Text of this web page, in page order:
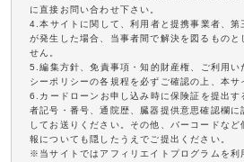
に直接お問い合わせ下さい。
4.本サイトに関して、利用者と提携事業者、第
が発生した場合、当事者間で解決を図るものと
せん。
5.編集方針、免責事項・知的財産権、ご利用い
シーポリシーの各規程を必ずご確認の上、本サ
6.カードローンお申し込み時に保険証を提出す
者記号・番号、通院歴、臓器提供意思確認欄
してお送りください。その他、バーコードな
報についても隠したうえでご提出ください。
※当サイトではアフィリエイトプログラムを利